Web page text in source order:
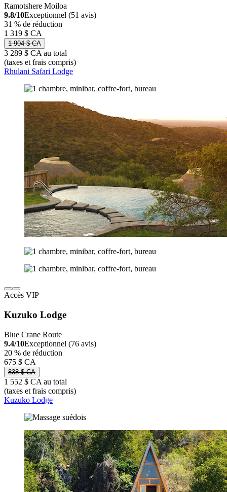
Ramotshere Moiloa
9.8/10Exceptionnel (51 avis)
31 % de réduction
1 319 $ CA
1 904 $ CA
3 289 $ CA au total
(taxes et frais compris)
Rhulani Safari Lodge
Accès VIP
Kuzuko Lodge
Blue Crane Route
9.4/10Exceptionnel (76 avis)
20 % de réduction
675 $ CA
838 $ CA
1 552 $ CA au total
(taxes et frais compris)
Kuzuko Lodge